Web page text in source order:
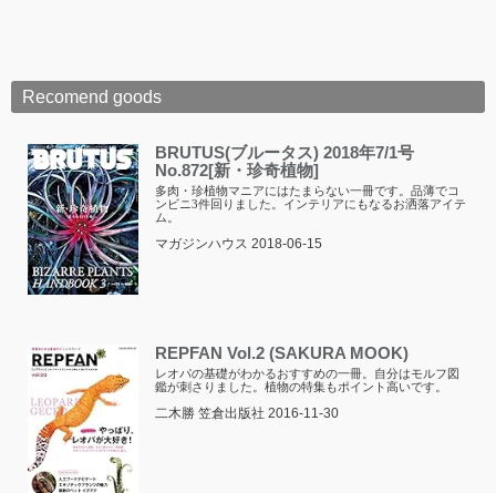
Recomend goods
BRUTUS(ブルータス) 2018年7/1号
No.872[新・珍奇植物]
多肉・珍植物マニアにはたまらない一冊です。品薄でコ
ンビニ3件回りました。インテリアにもなるお洒落アイテ
ム。
マガジンハウス 2018-06-15
REPFAN Vol.2 (SAKURA MOOK)
レオパの基礎がわかるおすすめの一冊。自分はモルフ図
鑑が刺さりました。植物の特集もポイント高いです。
二木勝 笠倉出版社 2016-11-30